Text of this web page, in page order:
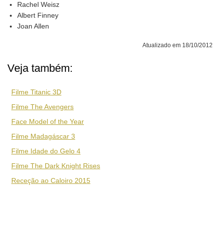
Rachel Weisz
Albert Finney
Joan Allen
Atualizado em 18/10/2012
Veja também:
Filme Titanic 3D
Filme The Avengers
Face Model of the Year
Filme Madagáscar 3
Filme Idade do Gelo 4
Filme The Dark Knight Rises
Receção ao Caloiro 2015